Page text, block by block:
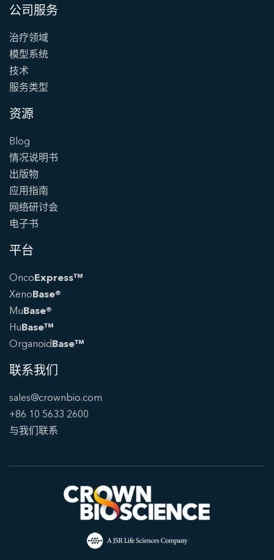
公司服务
治疗领域
模型系统
技术
服务类型
资源
Blog
情况说明书
出版物
应用指南
网络研讨会
电子书
平台
OncoExpress™
XenoBase®
MuBase®
HuBase™
OrganoidBase™
联系我们
sales@crownbio.com
+86 10 5633 2600
与我们联系